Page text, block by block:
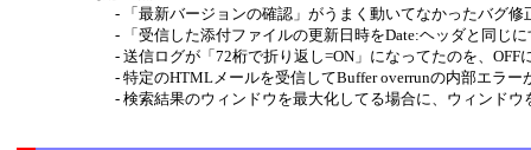
「最新バージョンの確認」がうまく動いてなかったバグ修
「受信した添付ファイルの更新日時をDate:ヘッダと同じ
送信ログが「72桁で折り返し=ON」になってたのを、OFF
特定のHTMLメールを受信してBuffer overrunの内部エラ
検索結果のウィンドウを最大化してる場合に、ウィンド